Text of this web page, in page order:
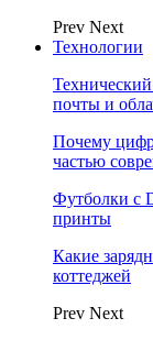
Prev Next
Технологии
почты и
Почему
частью
Футболки с
принты
Какие
коттеджей
Prev Next